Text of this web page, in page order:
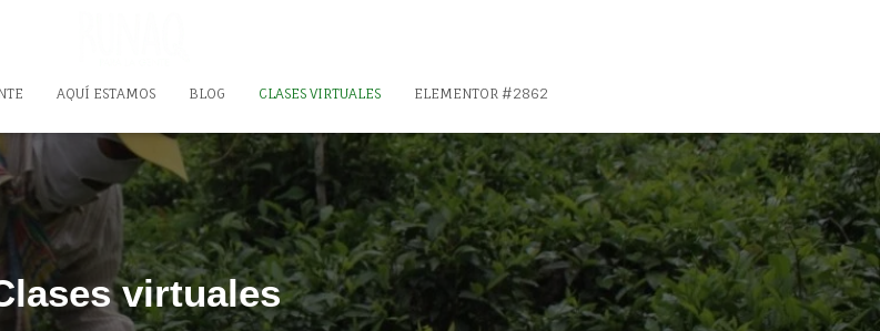
AQUÍ ESTAMOS BLOG CLASES VIRTUALES ELEMENTOR #2862
virtuales